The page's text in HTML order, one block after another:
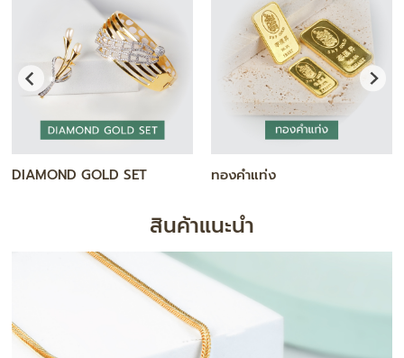
DIAMOND GOLD SET ทองคำแท่ง
สินค้าแนะนำ